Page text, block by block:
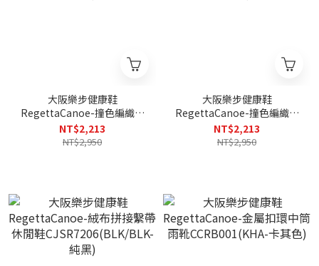
大阪樂步健康鞋
RegettaCanoe-撞色編織交
叉帶後帶涼鞋
CJFW3516(MNT-藍銀)
NT$2,213
NT$2,950
大阪樂步健康鞋
RegettaCanoe-撞色編織交
叉帶後帶涼鞋
CJFW3516(GPL-紫銀)
NT$2,213
NT$2,950